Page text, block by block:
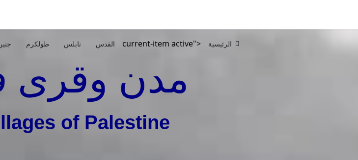
طولكرم نابلس القدس current-item active"> الرئيسية
مدن وقرى
of Palestine